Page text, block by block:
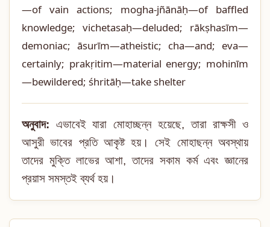
—of vain actions; mogha-jñānāḥ—of baffled
knowledge; vichetasaḥ—deluded; rākṣhasīm—
demoniac; āsurīm—atheistic; cha—and; eva—
certainly; prakṛitim—material energy; mohinīm
—bewildered; śhritāḥ—take shelter
অনুবাদ: এভাবেই যারা মোহাচ্ছন্ন হয়েছে, তারা রাক্ষসী ও
আসুরী ভাবের প্রতি আকৃষ্ট হয়। সেই মোহাছন্ন অবস্থায়
তাদের মুক্তি লাভের আশা, তাদের সকাম কর্ম এবং জ্ঞানের
প্রয়াস সমস্তই ব্যর্থ হয়।